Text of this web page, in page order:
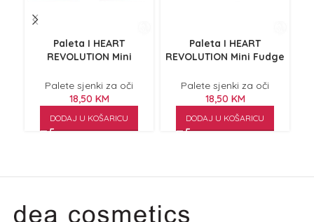
Paleta I HEART
REVOLUTION Mini
5.5g
Palete sjenki za oči
18,50 KM
DODAJ U KOŠARICU
Paleta I HEART
REVOLUTION Mini Fudge
Palete sjenki za oči
18,50 KM
DODAJ U KOŠARICU